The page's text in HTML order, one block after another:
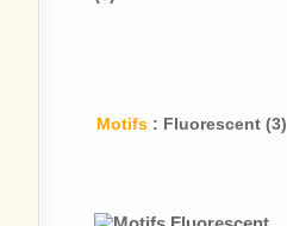
Motifs : Fluorescent (3)